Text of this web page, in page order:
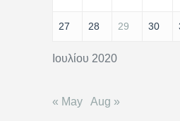
Ιουλίου 2020
27 28 29 30
« May Aug »